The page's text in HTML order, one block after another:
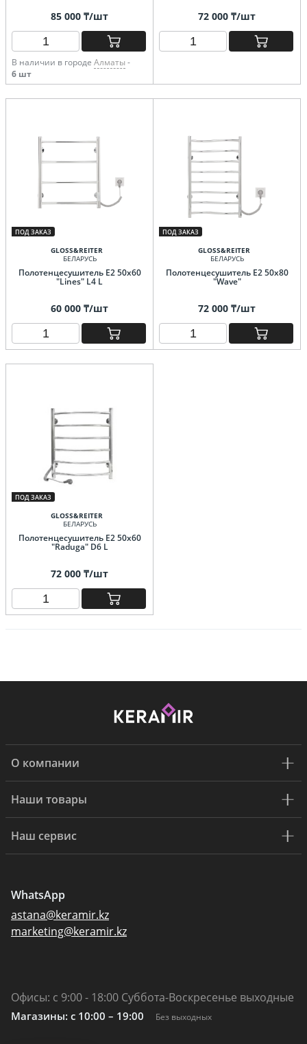
85 000 ₸/шт
В наличии в городе Алматы -
6 шт
72 000 ₸/шт
ПОД ЗАКАЗ
GLOSS&REITER
БЕЛАРУСЬ
Полотенцесушитель E2 50x60
"Lines" L4 L
60 000 ₸/шт
ПОД ЗАКАЗ
GLOSS&REITER
БЕЛАРУСЬ
Полотенцесушитель E2 50х80
"Wave"
72 000 ₸/шт
ПОД ЗАКАЗ
GLOSS&REITER
БЕЛАРУСЬ
Полотенцесушитель E2 50x60
"Raduga" D6 L
72 000 ₸/шт
О компании
Наши товары
Наш сервис
WhatsApp
astana@keramir.kz
marketing@keramir.kz
Офисы: с 9:00 - 18:00 Суббота-Воскресенье выходные
Магазины: c 10:00 – 19:00 Без выходных